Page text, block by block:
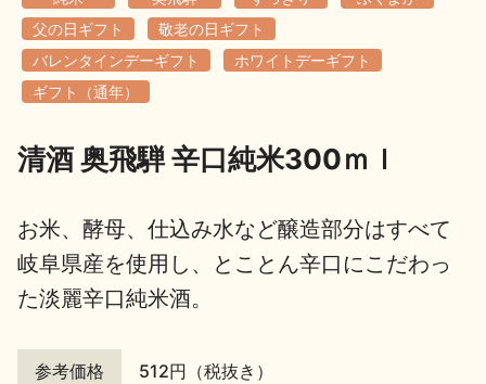
地酒川柳
父の日ギフト
敬老の日ギフト
バレンタインデーギフト
ホワイトデーギフト
ギフト（通年）
清酒 奥飛騨 辛口純米300ｍｌ
お米、酵母、仕込み水など醸造部分はすべて
岐阜県産を使用し、とことん辛口にこだわっ
た淡麗辛口純米酒。
参考価格 512円（税抜き）